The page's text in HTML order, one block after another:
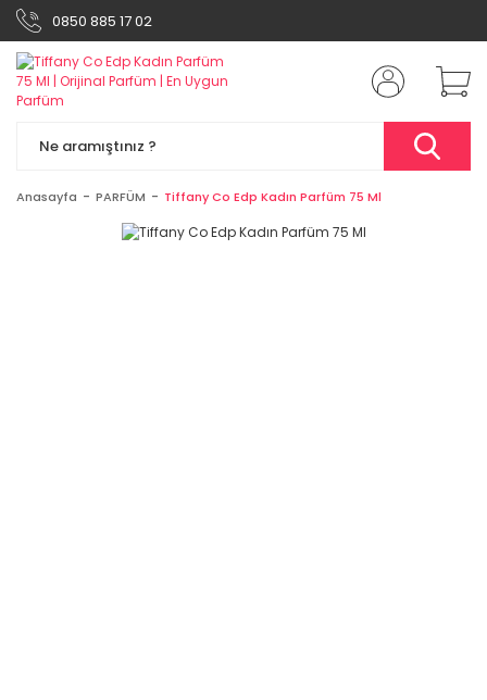
0850 885 17 02
Anasayfa PARFÜM Tiffany Co Edp Kadın Parfüm 75 Ml